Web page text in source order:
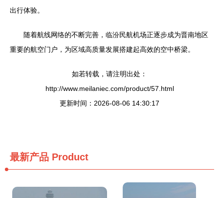
出行体验。
随着航线网络的不断完善，临汾民航机场正逐步成为晋南地区
重要的航空门户，为区域高质量发展搭建起高效的空中桥梁。
如若转载，请注明出处：
http://www.meilaniec.com/product/57.html
更新时间：2026-08-06 14:30:17
最新产品 Product